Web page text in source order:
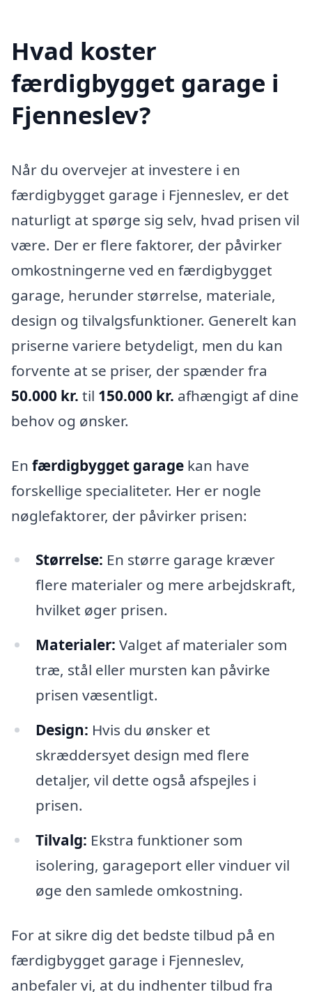
Hvad koster
færdigbygget garage i
Fjenneslev?
Når du overvejer at investere i en
færdigbygget garage i Fjenneslev, er det
naturligt at spørge sig selv, hvad prisen vil
være. Der er flere faktorer, der påvirker
omkostningerne ved en færdigbygget
garage, herunder størrelse, materiale,
design og tilvalgsfunktioner. Generelt kan
priserne variere betydeligt, men du kan
forvente at se priser, der spænder fra
50.000 kr. til 150.000 kr. afhængigt af dine
behov og ønsker.
En færdigbygget garage kan have
forskellige specialiteter. Her er nogle
nøglefaktorer, der påvirker prisen:
Størrelse: En større garage kræver
flere materialer og mere arbejdskraft,
hvilket øger prisen.
Materialer: Valget af materialer som
træ, stål eller mursten kan påvirke
prisen væsentligt.
Design: Hvis du ønsker et
skræddersyet design med flere
detaljer, vil dette også afspejles i
prisen.
Tilvalg: Ekstra funktioner som
isolering, garageport eller vinduer vil
øge den samlede omkostning.
For at sikre dig det bedste tilbud på en
færdigbygget garage i Fjenneslev,
anbefaler vi, at du indhenter tilbud fra